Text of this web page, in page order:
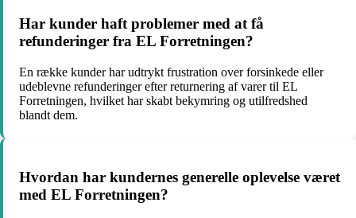
Har kunder haft problemer med at få
refunderinger fra EL Forretningen?
En række kunder har udtrykt frustration over forsinkede eller
udeblevne refunderinger efter returnering af varer til EL
Forretningen, hvilket har skabt bekymring og utilfredshed
blandt dem.
Hvordan har kundernes generelle oplevelse været
med EL Forretningen?